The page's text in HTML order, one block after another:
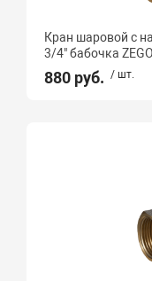
Бабочка
Американка
Кран шаровой с
3/4" бабочка
880 руб. / шт.